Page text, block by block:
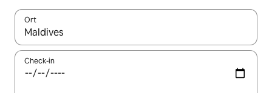
Ort
Wenn Ergebnisse verfügbar sind, navigiere mit den
Check-in